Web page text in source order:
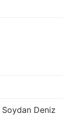
Soydan Deniz